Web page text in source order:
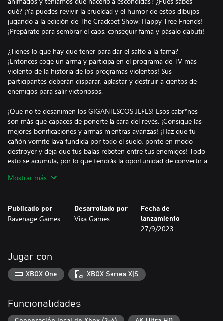
qué? ¡Ya puedes revivir la crueldad y el humor de estos dibujos
jugando a la edición de The Crackpet Show: Happy Tree Friends!
¡Prepárate para sembrar el caos, conseguir fama y pásalo dabuti!
¿Tienes lo que hay que tener para dar el salto a la fama?
¡Entonces coge un arma y participa en el programa de TV más
violento de la historia de los programas violentos! Sus
participantes deberán disparar, aplastar y destruir a cientos de
enemigos para salir victoriosos.
¡Que no te desanimen los GIGANTESCOS JEFES! Esos cabr*nes
son más que capaces de ponerte la cara del revés. ¡Consigue las
mejores bonificaciones y armas mientras avanzas! ¡Haz que tu
cañón vomite lava fundida por todo el suelo, ponte en modo
destroyer y deja que tus balas reboten entre tus enemigos! Todo
esto se acumula, por lo que tendrás la oportunidad de convertir a
muerte cuando tienes una audiencia que te quiere? A diferencia
de la vida real, aquí puedes sacar partido de los Me gusta que
Usa tu fama para mejorar todos los objetos y bonificaciones e
infligir aún más daños cuando emprendas un nuevo rumbo. Los
episodios del programa se eligen de forma aleatoria, por lo que
siempre experimentarás un recorrido diferente. ¡No tendrás
Mostrar más
Publicado por
Ravenage Games
Desarrollado por
Vixa Games
Fecha de
lanzamiento
27/9/2023
Jugar con
XBOX One XBOX Series X|S
Funcionalidades